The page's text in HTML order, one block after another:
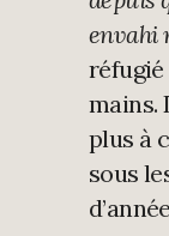
envahi
réfugié
mains.
plus à
sous